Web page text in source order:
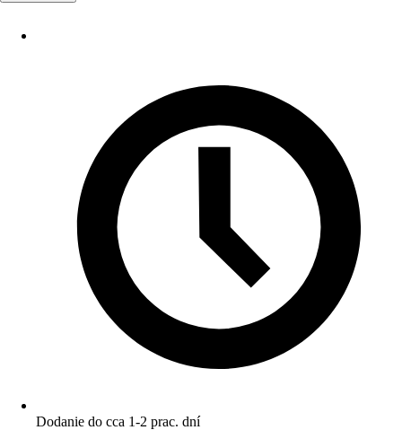
Dodanie do cca 1-2 prac. dní